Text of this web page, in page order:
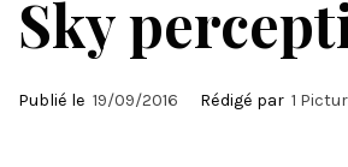
Sky
Publié le 19/09/2016 Rédigé par 1